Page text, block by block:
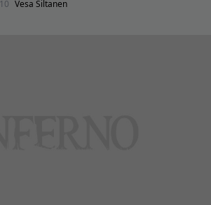
Vesa Siltanen